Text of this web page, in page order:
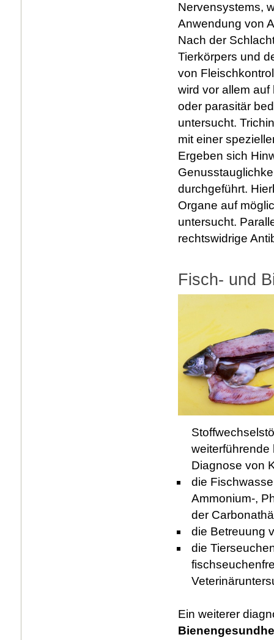
Nervensystems,
Anwendung von
Nach der
Tierkörpers und
von
wird vor allem
oder parasitär
untersucht.
mit einer
Ergeben sich
durchgeführt.
Organe auf
untersucht.
rechtswidrige
Fisch- und
Diagnose von
die
Ammonium-,
der
die Betreuung
die
Ein weiterer